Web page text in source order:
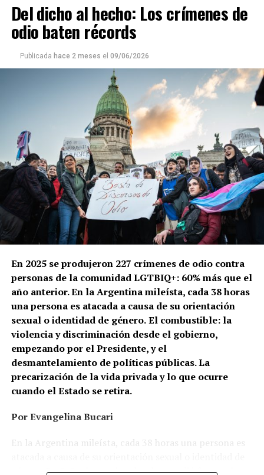
Del dicho al hecho: Los crímenes de
odio baten récords
Publicada hace 2 meses el 09/06/2026
En 2025 se produjeron 227 crímenes de odio contra
personas de la comunidad LGTBIQ+: 60% más que el
año anterior. En la Argentina mileísta, cada 38 horas
una persona es atacada a causa de su orientación
sexual o identidad de género.El combustible: la
violencia y discriminación desde el gobierno,
empezando por el Presidente, y el
desmantelamiento de políticas públicas. La
precarización de la vida privada y lo que ocurre
cuando el Estado se retira.
Por Evangelina Bucari
En la Argentina mileísta, cada 38 horas una persona es
género. En Cañuelas, un hombre le prendió fuego a la